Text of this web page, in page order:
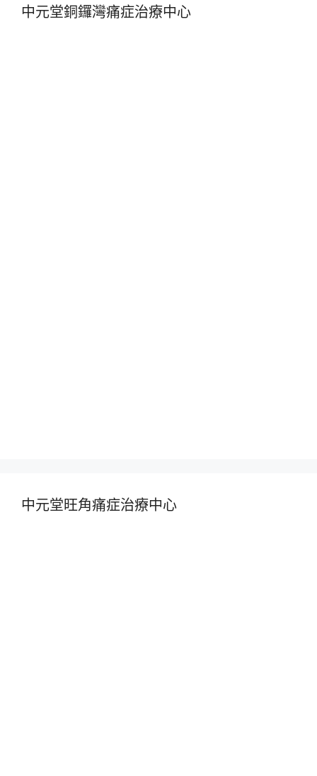
中元堂銅鑼灣痛症治療中心
中元堂旺角痛症治療中心